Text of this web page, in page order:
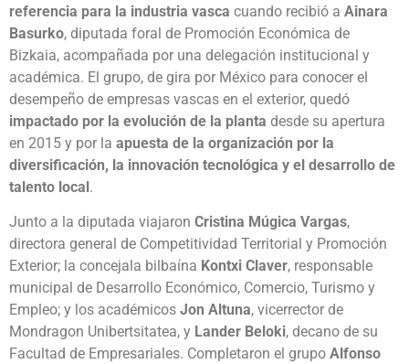
referencia para la industria vasca cuando recibió a Ainara
Basurko, diputada foral de Promoción Económica de
Bizkaia, acompañada por una delegación institucional y
académica. El grupo, de gira por México para conocer el
desempeño de empresas vascas en el exterior, quedó
impactado por la evolución de la planta desde su apertura
en 2015 y por la apuesta de la organización por la
diversificación, la innovación tecnológica y el desarrollo de
talento local.
Junto a la diputada viajaron Cristina Múgica Vargas,
directora general de Competitividad Territorial y Promoción
Exterior; la concejala bilbaína Kontxi Claver, responsable
municipal de Desarrollo Económico, Comercio, Turismo y
Empleo; y los académicos Jon Altuna, vicerrector de
Mondragon Unibertsitatea, y Lander Beloki, decano de su
Facultad de Empresariales. Completaron el grupo Alfonso